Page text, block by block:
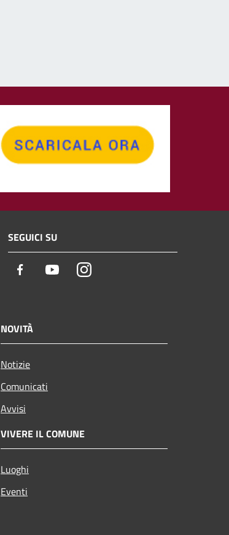
SEGUICI SU
Facebook YoutubeInstagram
NOVITÀ
Notizie
Comunicati
Avvisi
VIVERE IL COMUNE
Luoghi
Eventi